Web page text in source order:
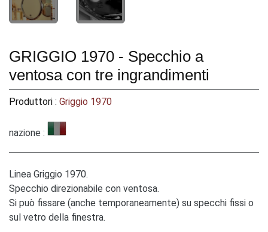
GRIGGIO 1970 - Specchio a
ventosa con tre ingrandimenti
Produttori : Griggio 1970
nazione :
Linea Griggio 1970.
Specchio direzionabile con ventosa.
Si può fissare (anche temporaneamente) su specchi fissi o
sul vetro della finestra.